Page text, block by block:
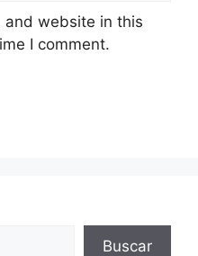
and website in this
I comment.
Buscar